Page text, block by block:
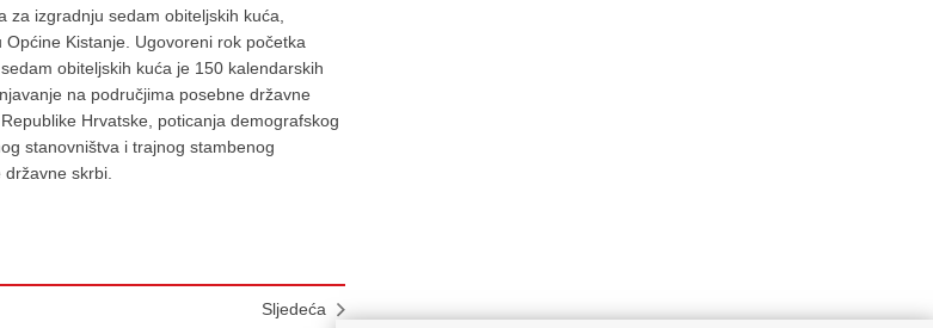
izgradnju sedam obiteljskih kuća,
Kistanje. Ugovoreni rok početka
obiteljskih kuća je 150 kalendarskih
na područjima posebne državne
Hrvatske, poticanja demografskog
stanovništva i trajnog stambenog
skrbi.
Sljedeća